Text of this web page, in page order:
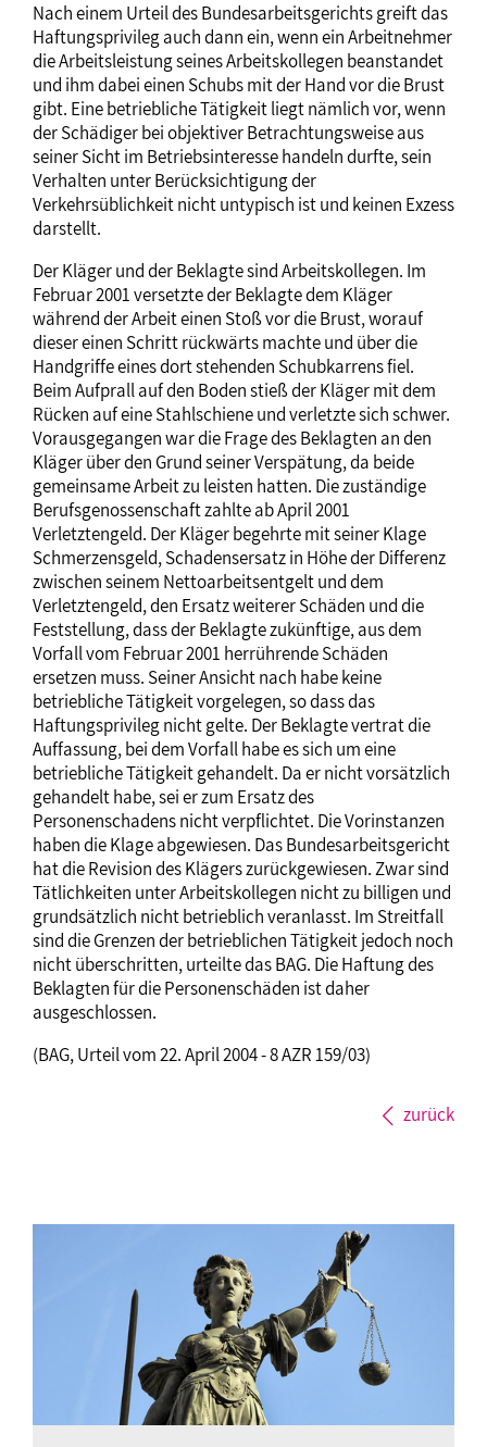
Nach einem Urteil des Bundesarbeitsgerichts greift das
Haftungsprivileg auch dann ein, wenn ein Arbeitnehmer
die Arbeitsleistung seines Arbeitskollegen beanstandet
und ihm dabei einen Schubs mit der Hand vor die Brust
gibt. Eine betriebliche Tätigkeit liegt nämlich vor, wenn
der Schädiger bei objektiver Betrachtungsweise aus
seiner Sicht im Betriebsinteresse handeln durfte, sein
Verhalten unter Berücksichtigung der
Verkehrsüblichkeit nicht untypisch ist und keinen Exzess
darstellt.
Der Kläger und der Beklagte sind Arbeitskollegen. Im
Februar 2001 versetzte der Beklagte dem Kläger
während der Arbeit einen Stoß vor die Brust, worauf
dieser einen Schritt rückwärts machte und über die
Handgriffe eines dort stehenden Schubkarrens fiel.
Beim Aufprall auf den Boden stieß der Kläger mit dem
Rücken auf eine Stahlschiene und verletzte sich schwer.
Vorausgegangen war die Frage des Beklagten an den
Kläger über den Grund seiner Verspätung, da beide
gemeinsame Arbeit zu leisten hatten. Die zuständige
Berufsgenossenschaft zahlte ab April 2001
Verletztengeld. Der Kläger begehrte mit seiner Klage
Schmerzensgeld, Schadensersatz in Höhe der Differenz
zwischen seinem Nettoarbeitsentgelt und dem
Verletztengeld, den Ersatz weiterer Schäden und die
Feststellung, dass der Beklagte zukünftige, aus dem
Vorfall vom Februar 2001 herrührende Schäden
ersetzen muss. Seiner Ansicht nach habe keine
betriebliche Tätigkeit vorgelegen, so dass das
Haftungsprivileg nicht gelte. Der Beklagte vertrat die
Auffassung, bei dem Vorfall habe es sich um eine
betriebliche Tätigkeit gehandelt. Da er nicht vorsätzlich
gehandelt habe, sei er zum Ersatz des
Personenschadens nicht verpflichtet. Die Vorinstanzen
haben die Klage abgewiesen. Das Bundesarbeitsgericht
hat die Revision des Klägers zurückgewiesen. Zwar sind
Tätlichkeiten unter Arbeitskollegen nicht zu billigen und
grundsätzlich nicht betrieblich veranlasst. Im Streitfall
sind die Grenzen der betrieblichen Tätigkeit jedoch noch
nicht überschritten, urteilte das BAG. Die Haftung des
Beklagten für die Personenschäden ist daher
ausgeschlossen.
(BAG, Urteil vom 22. April 2004 - 8 AZR 159/03)
zurück